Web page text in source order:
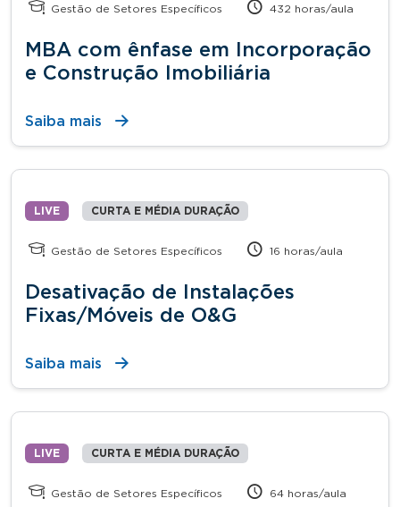
Gestão de Setores Específicos 432 horas/aula
MBA com ênfase em Incorporação
e Construção Imobiliária
Saiba mais
LIVE CURTA E MÉDIA DURAÇÃO
Gestão de Setores Específicos 16 horas/aula
Desativação de Instalações
Fixas/Móveis de O&G
Saiba mais
LIVE CURTA E MÉDIA DURAÇÃO
Gestão de Setores Específicos 64 horas/aula